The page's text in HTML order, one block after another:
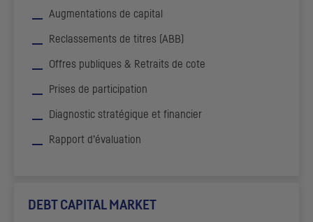
Augmentations de capital
Reclassements de titres ( ABB
Offres publiques & Retraits de cote
Prises de participation
Diagnostic stratégique et financier
Rapport d’évaluation
DEBT CAPITAL MARKET